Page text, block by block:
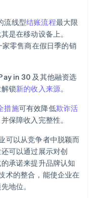
流线型结账流程最大限
其是在移动设备上。
零售商在假日季的销
in 30 及其他融资选
锁新的收入来源。
措施可有效降低欺诈活
保障收入完整性。
可以从竞争者中脱颖而
可以通过展示对创
承诺来提升品牌认知
术的整合，能使企业在
地位。